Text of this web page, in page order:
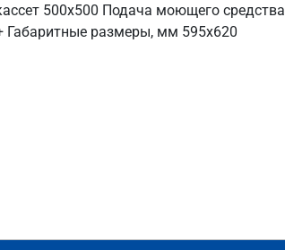
500х500 Подача моющего средства
Габаритные размеры, мм 595х620